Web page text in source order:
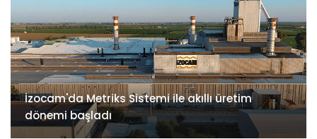
İzocam'da Metriks Sistemi ile akıllı üretim
dönemi başladı